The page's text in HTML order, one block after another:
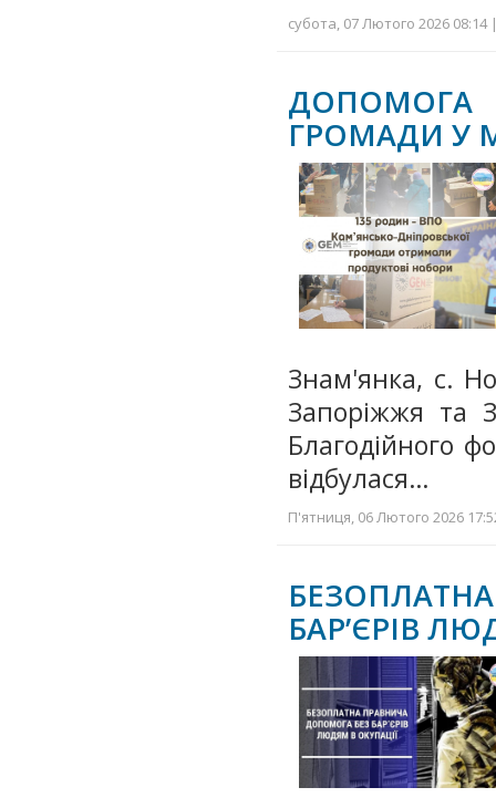
субота, 07 Лютого 2026 08:14
ДОПОМОГА
ГРОМАДИ У
Знам'янка, с.
Запоріжжя та
Благодійного
відбулася…
П'ятниця, 06 Лютого 2026
БАР’ЄРІВ